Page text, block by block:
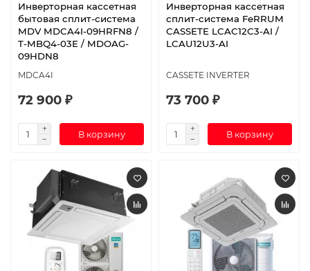
Инверторная кассетная
бытовая сплит-система
MDV MDCA4I-09HRFN8 /
T-MBQ4-03E / MDOAG-
09HDN8
MDCA4I
72 900 ₽
В корзину
Инверторная кассетная
сплит-система FeRRUM
CASSETE LCAC12C3-AI /
LCAU12U3-AI
CASSETE INVERTER
73 700 ₽
В корзину